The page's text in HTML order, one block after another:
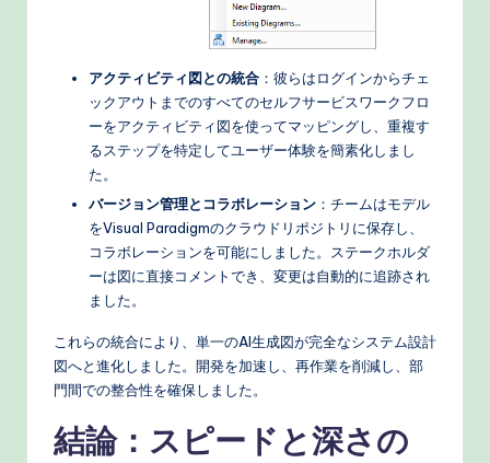
アクティビティ図との統合 ：彼らはログインからチェ
ックアウトまでのすべてのセルフサービスワークフロ
ーをアクティビティ図を使ってマッピングし、重複す
るステップを特定してユーザー体験を簡素化しまし
た。
バージョン管理とコラボレーション ：チームはモデル
をVisual Paradigmのクラウドリポジトリに保存し、
コラボレーションを可能にしました。ステークホルダ
ーは図に直接コメントでき、変更は自動的に追跡され
ました。
これらの統合により、単一のAI生成図が完全なシステム設計
図へと進化しました。開発を加速し、再作業を削減し、部
門間での整合性を確保しました。
結論：スピードと深さの